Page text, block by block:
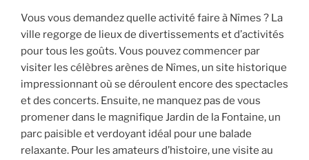
Vous vous demandez quelle activité faire à Nîmes ? La
ville regorge de lieux de divertissements et d’activités
pour tous les goûts. Vous pouvez commencer par
visiter les célèbres arènes de Nîmes, un site historique
impressionnant où se déroulent encore des spectacles
et des concerts. Ensuite, ne manquez pas de vous
promener dans le magnifique Jardin de la Fontaine, un
parc paisible et verdoyant idéal pour une balade
relaxante. Pour les amateurs d’histoire, une visite au